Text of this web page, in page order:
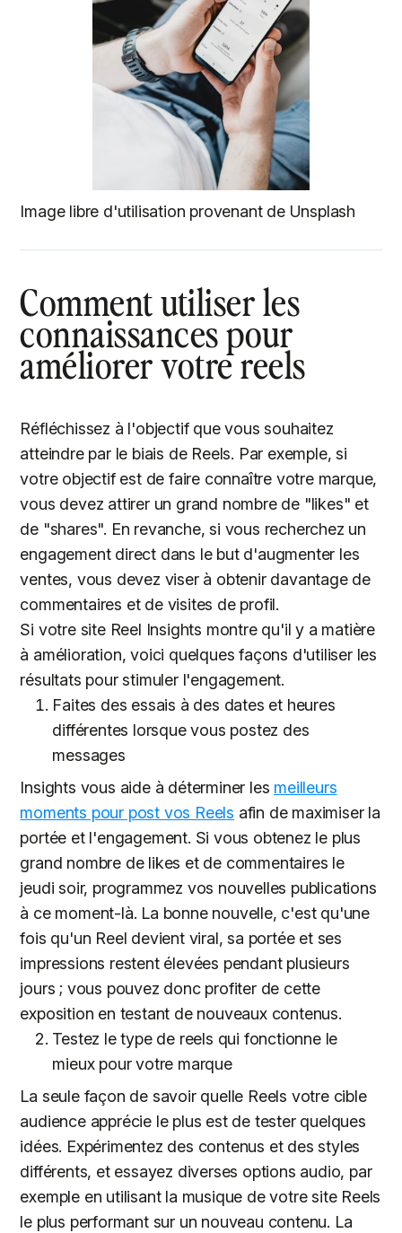
Image libre d'utilisation provenant de Unsplash
Comment utiliser les
connaissances pour
améliorer votre reels
Réfléchissez à l'objectif que vous souhaitez
atteindre par le biais de Reels. Par exemple, si
votre objectif est de faire connaître votre marque,
vous devez attirer un grand nombre de "likes" et
de "shares". En revanche, si vous recherchez un
engagement direct dans le but d'augmenter les
ventes, vous devez viser à obtenir davantage de
commentaires et de visites de profil.
Si votre site Reel Insights montre qu'il y a matière
à amélioration, voici quelques façons d'utiliser les
résultats pour stimuler l'engagement.
Faites des essais à des dates et heures
différentes lorsque vous postez des
messages
Insights vous aide à déterminer les meilleurs
moments pour post vos Reels afin de maximiser la
portée et l'engagement. Si vous obtenez le plus
grand nombre de likes et de commentaires le
jeudi soir, programmez vos nouvelles publications
à ce moment-là. La bonne nouvelle, c'est qu'une
fois qu'un Reel devient viral, sa portée et ses
impressions restent élevées pendant plusieurs
jours ; vous pouvez donc profiter de cette
exposition en testant de nouveaux contenus.
Testez le type de reels qui fonctionne le
mieux pour votre marque
La seule façon de savoir quelle Reels votre cible
audience apprécie le plus est de tester quelques
idées. Expérimentez des contenus et des styles
différents, et essayez diverses options audio, par
exemple en utilisant la musique de votre site Reels
le plus performant sur un nouveau contenu. La